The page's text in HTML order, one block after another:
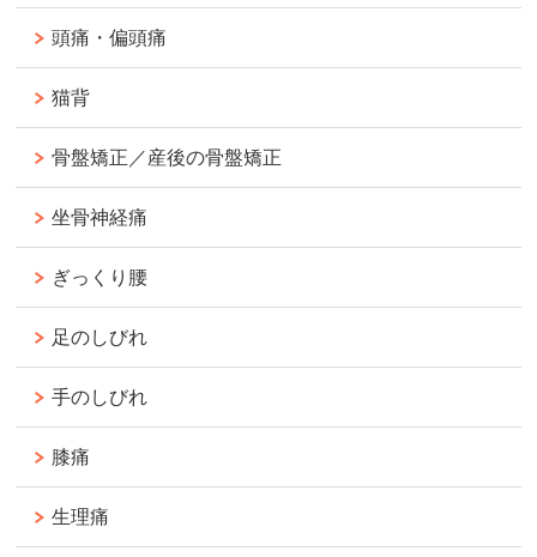
頭痛・偏頭痛
猫背
骨盤矯正／産後の骨盤矯正
坐骨神経痛
ぎっくり腰
足のしびれ
手のしびれ
膝痛
生理痛